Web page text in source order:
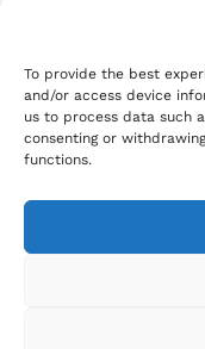
To provide the best
and/or access device
us to process data such
consenting or
functions.